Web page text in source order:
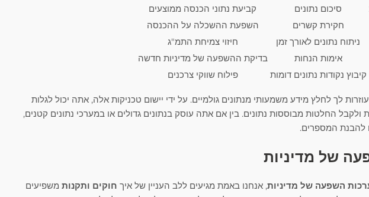
סיכום נתונים
קביעת נתוני הכנסה ממוצעים
חקירת קשרים
השפעת ההשכלה על ההכנסה
ניתוח נתונים לאורך זמן
חיזוי צמיחת התמ"ג
אימות הנחות
בדיקת ההשפעה של מדיניות חדשה
קיבוץ נקודות נתונים דומות פילוח שווקי צרכנים
לך לחלץ מידע משמעותי מנתונים גולמיים. על ידי יישום טכניקות אלה, אתה יכול לגלות
ולקבל החלטות מבוססות נתונים. בין אם אתה עוסק בנתונים גדולים או במערכי נתונים קטנים,
להבנת המספרים.
של מדיניות
השפעה של מדיניות, אנחנו באמת מגיעים ללב העניין של איך חוקים ותקנות משפיעים